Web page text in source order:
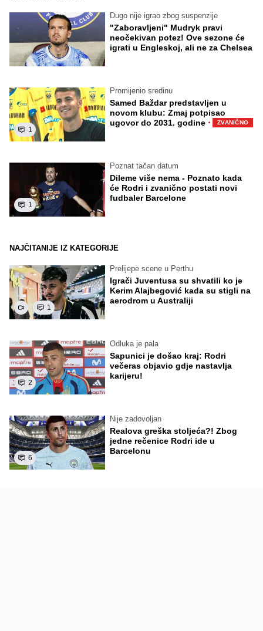
Dugo nije igrao zbog suspenzije
"Zaboravljeni" Mudryk pravi
neočekivan potez! Ove sezone će
igrati u Engleskoj, ali ne za Chelsea
1
Promijenio sredinu
Samed Baždar predstavljen u
novom klubu: Zmaj potpisao
ugovor do 2031. godine · ZVANIČNO
1
Poznat tačan datum
Dileme više nema - Poznato kada
će Rodri i zvanično postati novi
fudbaler Barcelone
NAJČITANIJE IZ KATEGORIJE
1
Prelijepe scene u Perthu
Igrači Juventusa su shvatili ko je
Kerim Alajbegović kada su stigli na
aerodrom u Australiji
2
Odluka je pala
Sapunici je došao kraj: Rodri
večeras objavio gdje nastavlja
karijeru!
6
Nije zadovoljan
Realova greška stoljeća?! Zbog
jedne rečenice Rodri ide u
Barcelonu